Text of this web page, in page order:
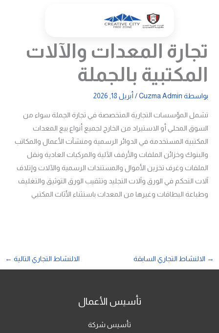
تجارة المعدات والآلات
المكتبية بالجملة
بواسطة Cuzma Admin
/ أبريل 18, 2026
تشمل المؤسسات التجارية المتخصصة في تجارة الجملة سواء من
السوق المحلي أو الاستيراد من الخارج لجميع أنواع بيع المعدات
المكتبية المستخدمة في الدوائر الرسمية ومنشآت الأعمال والمكاتب
والبنوك وخزائن الملفات والأرفف الآلية والمركبات العادية ونقل
الملفات وغرف تخزين الأموال والمستندات الرسمية والآلات وإتلاف
آلات التحكم في الورق وآلات التجليد وتثقيب الورق التوثيق والتغليف
وطباعة البطاقات وغيرها من المعدات باستثناء الأثاث المكتبي
→ الالنشاط التجاري السابقة الالنشاط التجاري التالية ←
تأسيس الأعمال
تأسيس شركة